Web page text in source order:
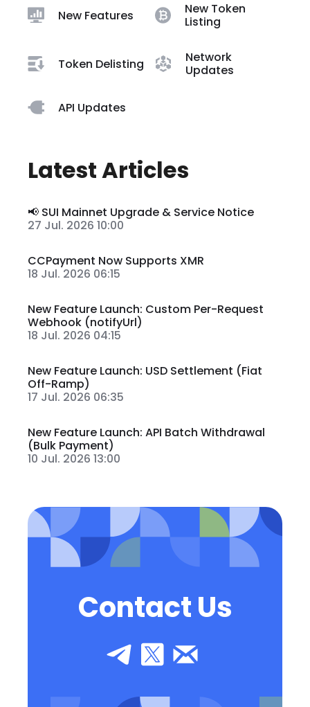
New Features
New Token
Listing
Token Delisting
Network
Updates
API Updates
Latest Articles
📢 SUI Mainnet Upgrade & Service Notice
27 Jul. 2026 10:00
CCPayment Now Supports XMR
18 Jul. 2026 06:15
New Feature Launch: Custom Per-Request
Webhook (notifyUrl)
18 Jul. 2026 04:15
New Feature Launch: USD Settlement (Fiat
Off-Ramp)
17 Jul. 2026 06:35
New Feature Launch: API Batch Withdrawal
(Bulk Payment)
10 Jul. 2026 13:00
Contact Us